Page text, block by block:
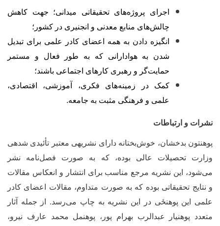
اجرای پروژه‌های تحقیقاتی میدانی؛ جهت کاهش
چالش‌های منابع معدنی و انجنیری در کشور؛
انگیزه دادن به همه اعضای کادر علمی برای تبدیل
شدن به هوادارانی که به طور فعال و مستمر
حمایت‌گر و رهبری کارهای اجتماعی باشند؛
کمک در زمینه‌های فکری، آموزشی، اقتصادی،
علمی و فرهنگی مثبت به جامعه.
و ارتباطات
بدخشان، خوش‌بختانه دارای نشریه‏ی معتبر تأئیدی شده‏ی
تحصیلات عالی بوده، که به صورت فصل‌نامه نشر
این نشریه مرجع مناسب برای انتشار و انعکاس مقالات
نتایج تحقیقاتی بوده که به صورت متداوم، مقالات اعضای کادر
این پوهنځی در این نشریه به چاپ می‌رسد. از جمله آثار
پوهنیار عبدالرب بهرام پور، پوهنمل محمد عارف نیرو،